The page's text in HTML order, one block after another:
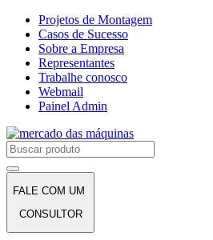
Projetos de Montagem
Casos de Sucesso
Sobre a Empresa
Representantes
Trabalhe conosco
Webmail
Painel Admin
FALE COM UM
CONSULTOR